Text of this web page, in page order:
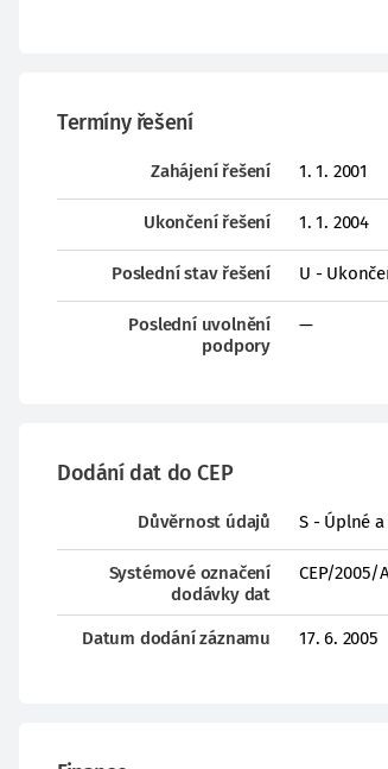
Termíny řešení
Zahájení řešení 1. 1. 2001
Ukončení řešení 1. 1. 2004
Poslední stav řešení U -
Poslední uvolnění
podpory
—
Dodání dat do CEP
Důvěrnost údajů S - Úplné
Systémové označení
dodávky dat
CEP/2005/
Datum dodání záznamu 17. 6. 2005